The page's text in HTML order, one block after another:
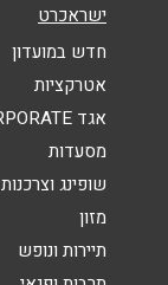
ישראכרט
חדש במועדון
אטרקציות
אגד CORPORATE
מסעדות
שופינג וצרכנות
מזון
תיירות ונופש